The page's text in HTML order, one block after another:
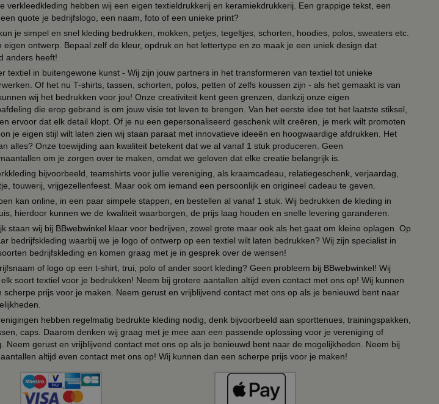
verkleedkleding hebben wij een eigen textieldrukkerij en keramiekdrukkerij. Een grappige tekst, een
quote je bedrijfslogo, een naam, foto of een unieke print?
je simpel en snel kleding bedrukken, mokken, petjes, tegeltjes, schorten, hoodies, polos, sweaters etc.
eigen ontwerp. Bepaal zelf de kleur, opdruk en het lettertype en zo maak je een uniek design dat
anders heeft!
textiel in buitengewone kunst - Wij zijn jouw partners in het transformeren van textiel tot unieke
Of het nu T-shirts, tassen, schorten, polos, petten of zelfs koussen zijn - als het gemaakt is van
wij het bedrukken voor jou! Onze creativiteit kent geen grenzen, dankzij onze eigen
die erop gebrand is om jouw visie tot leven te brengen. Van het eerste idee tot het laatste stiksel,
ervoor dat elk detail klopt. Of je nu een gepersonaliseerd geschenk wilt creëren, je merk wilt promoten
je eigen stijl wilt laten zien wij staan paraat met innovatieve ideeën en hoogwaardige afdrukken. Het
alles? Onze toewijding aan kwaliteit betekent dat we al vanaf 1 stuk produceren. Geen
om je zorgen over te maken, omdat we geloven dat elke creatie belangrijk is.
bijvoorbeeld, teamshirts voor jullie vereniging, als kraamcadeau, relatiegeschenk, verjaardag,
touwerij, vrijgezellenfeest. Maar ook om iemand een persoonlijk en origineel cadeau te geven.
kan online, in een paar simpele stappen, en bestellen al vanaf 1 stuk. Wij bedrukken de kleding in
hierdoor kunnen we de kwaliteit waarborgen, de prijs laag houden en snelle levering garanderen.
staan wij bij BBwebwinkel klaar voor bedrijven, zowel grote maar ook als het gaat om kleine oplagen. Op
bedrijfskleding waarbij we je logo of ontwerp op een textiel wilt laten bedrukken? Wij zijn specialist in
bedrijfskleding en komen graag met je in gesprek over de wensen!
of logo op een t-shirt, trui, polo of ander soort kleding? Geen probleem bij BBwebwinkel! Wij
soort textiel voor je bedrukken! Neem bij grotere aantallen altijd even contact met ons op! Wij kunnen
scherpe prijs voor je maken. Neem gerust en vrijblijvend contact met ons op als je benieuwd bent naar
hebben regelmatig bedrukte kleding nodig, denk bijvoorbeeld aan sporttenues, trainingspakken,
caps. Daarom denken wij graag met je mee aan een passende oplossing voor je vereniging of
Neem gerust en vrijblijvend contact met ons op als je benieuwd bent naar de mogelijkheden. Neem bij
altijd even contact met ons op! Wij kunnen dan een scherpe prijs voor je maken!